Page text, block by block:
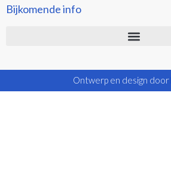
Bijkomende info
Ontwerp en design door